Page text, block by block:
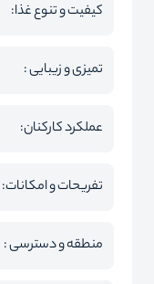
کیفیت و تنوع غذا:
تمیزی و زیبایی :
عملکرد کارکنان:
تفریحات و امکانات:
منطقه و دسترسی :